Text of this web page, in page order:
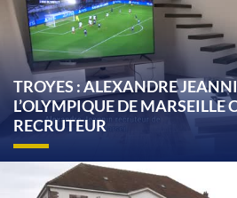
TROYES : ALEXANDRE
L’OLYMPIQUE DE MARSEILLE
RECRUTEUR